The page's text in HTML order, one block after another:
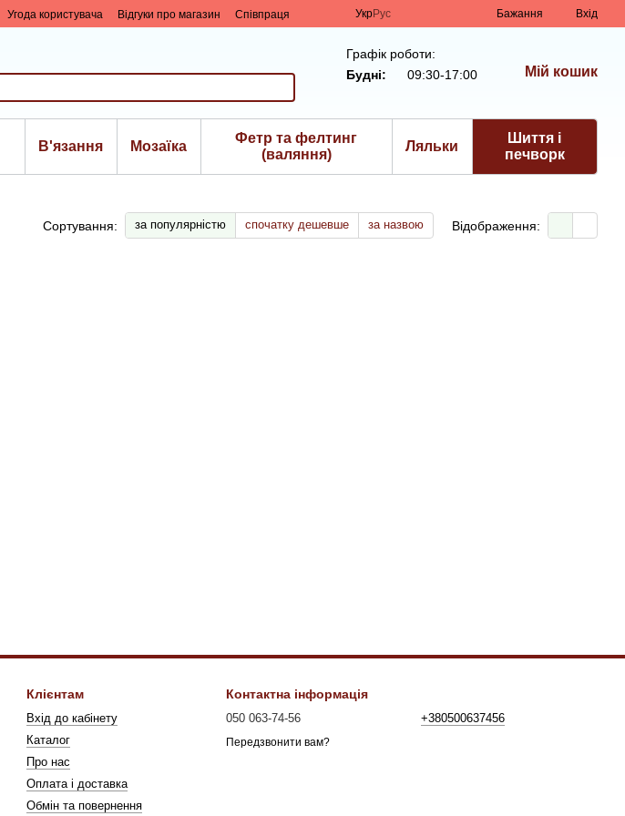
Угода користувача Відгуки про магазин Співпраця УкрРус Бажання Вхід
Графік роботи:
Будні:
09:30-17:00 Мій кошик
В'язання Мозаїка
Фетр та фелтинг
(валяння)
Ляльки
Шиття і
печворк
Сортування: за популярністю спочатку дешевше за назвою Відображення:
Клієнтам
Вхід до кабінету
Каталог
Про нас
Оплата і доставка
Обмін та повернення
Контактна інформація
050 063-74-56
Передзвонити вам?
+380500637456